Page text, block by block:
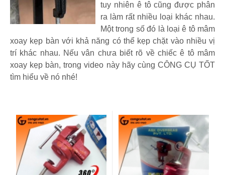
tuy nhiên ê tô cũng được phân
ra làm rất nhiều loại khác nhau.
Một trong số đó là loại ê tô mâm
xoay kẹp bàn với khả năng có thể kẹp chặt vào nhiều vị
trí khác nhau. Nếu vân chưa biết rõ về chiếc ê tô mâm
xoay kẹp bàn, trong video này hãy cùng CÔNG CỤ TỐT
tìm hiểu về nó nhé!